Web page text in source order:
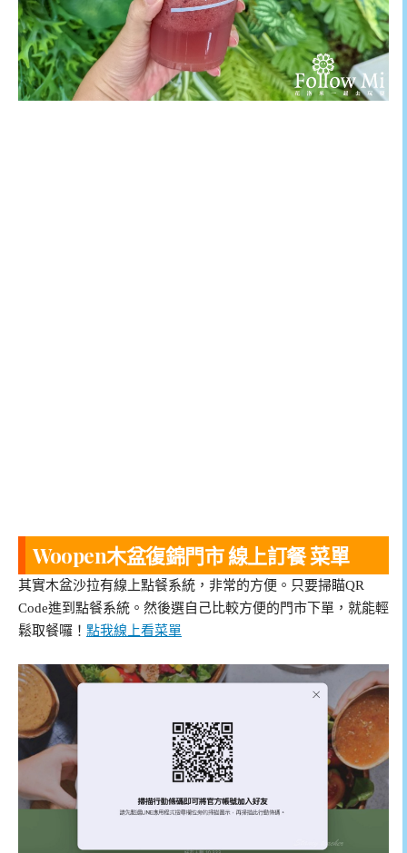
Woopen木盆復錦門市 線上訂餐 菜單
其實木盆沙拉有線上點餐系統，非常的方便。只要掃瞄QR
Code進到點餐系統。然後選自己比較方便的門市下單，就能輕
鬆取餐囉！ 點我線上看菜單